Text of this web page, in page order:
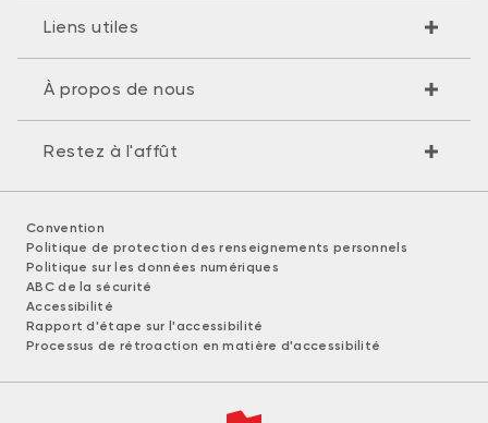
Liens utiles
À propos de nous
Restez à l'affût
Convention
Politique de protection des renseignements personnels
Politique sur les données numériques
ABC de la sécurité
Accessibilité
Rapport d'étape sur l'accessibilité
Processus de rétroaction en matière d'accessibilité